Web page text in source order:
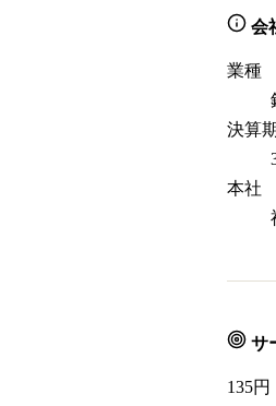
会
業種
決算期
本社
サ
135円